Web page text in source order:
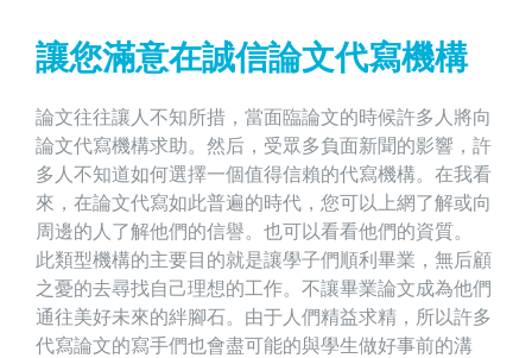
讓您滿意在誠信論文代寫機構
論文往往讓人不知所措，當面臨論文的時候許多人將向
論文代寫機構求助。然后，受眾多負面新聞的影響，許
多人不知道如何選擇一個值得信賴的代寫機構。在我看
來，在論文代寫如此普遍的時代，您可以上網了解或向
周邊的人了解他們的信譽。也可以看看他們的資質。
此類型機構的主要目的就是讓學子們順利畢業，無后顧
之憂的去尋找自己理想的工作。不讓畢業論文成為他們
通往美好未來的絆腳石。由于人們精益求精，所以許多
代寫論文的寫手們也會盡可能的與學生做好事前的溝